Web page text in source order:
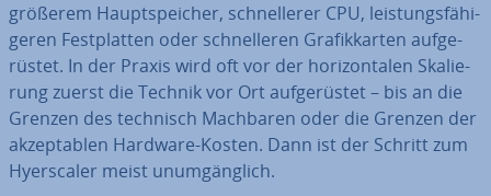
größerem Haupt­spei­cher, schnel­le­rer CPU, leis­tungs­fä­hi­
ge­ren Fest­plat­ten oder schnel­le­ren Gra­fik­kar­ten auf­ge­
rüs­tet. In der Praxis wird oft vor der ho­ri­zon­ta­len Ska­lie­
rung zuerst die Technik vor Ort auf­ge­rüs­tet – bis an die
Grenzen des technisch Machbaren oder die Grenzen der
ak­zep­ta­blen Hardware-Kosten. Dann ist der Schritt zum
Hy­ers­ca­ler meist un­um­gäng­lich.